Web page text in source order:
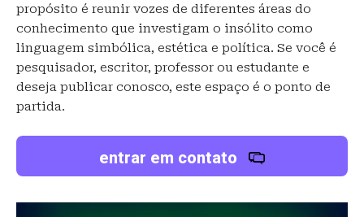
propósito é reunir vozes de diferentes áreas do
conhecimento que investigam o insólito como
linguagem simbólica, estética e política. Se você é
pesquisador, escritor, professor ou estudante e
deseja publicar conosco, este espaço é o ponto de
partida.
entrar em contato